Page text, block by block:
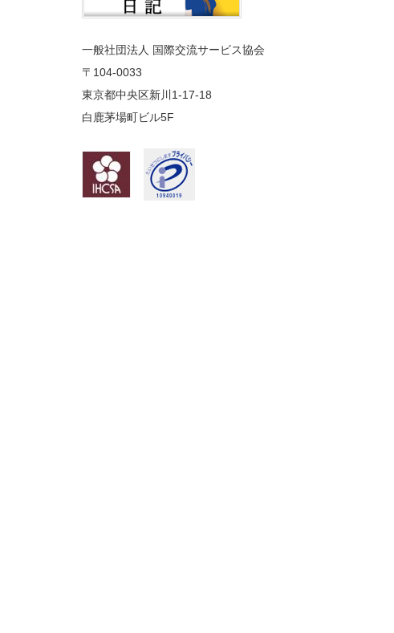
一般社団法人 国際交流サービス協会
〒104-0033
東京都中央区新川1-17-18
白鹿茅場町ビル5F